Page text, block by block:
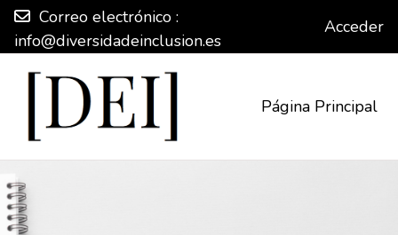
Correo electrónico :
info@diversidadeinclusion.es
Acceder
Página Principal